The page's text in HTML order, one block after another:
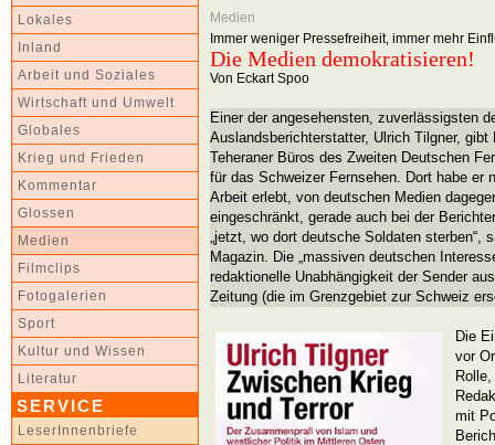
Lokales
Inland
Arbeit und Soziales
Wirtschaft und Umwelt
Globales
Krieg und Frieden
Kommentar
Glossen
Medien
Filmclips
Fotogalerien
Sport
Kultur und Wissen
Literatur
SERVICE
LeserInnenbriefe
Medien
Immer weniger Pressefreiheit, immer mehr
Die Medien demokratisieren!
Von Eckart Spoo
Einer der angesehensten, zuverlässigsten
Auslandsberichterstatter, Ulrich Tilgner,
Teheraner Büros des Zweiten Deutschen
für das Schweizer Fernsehen. Dort habe er
Arbeit erlebt, von deutschen Medien
eingeschränkt, gerade auch bei der
„jetzt, wo dort deutsche Soldaten sterben“,
Magazin. Die „massiven deutschen
redaktionelle Unabhängigkeit der Sender
Zeitung (die im Grenzgebiet zur Schweiz
Die
vor
mit